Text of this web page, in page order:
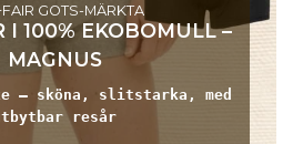
GOTS-MÄRKTA
I 100% EKOBOMULL –
MAGNUS
– sköna, slitstarka, med
resår